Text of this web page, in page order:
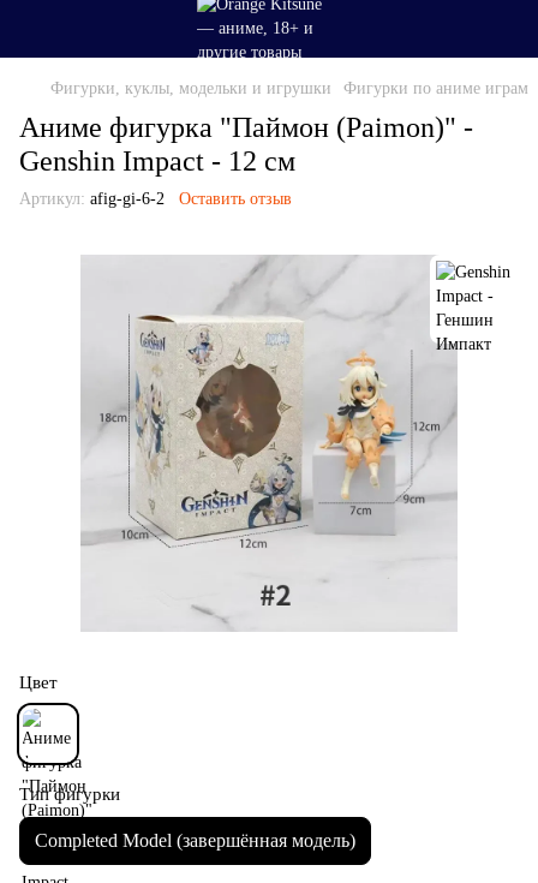
Фигурки, куклы, модельки и игрушки Фигурки по аниме играм
Аниме фигурка "Паймон (Paimon)" -
Genshin Impact - 12 см
Артикул: afig-gi-6-2 Оставить отзыв
Цвет
Тип фигурки
Completed Model (завершённая модель)